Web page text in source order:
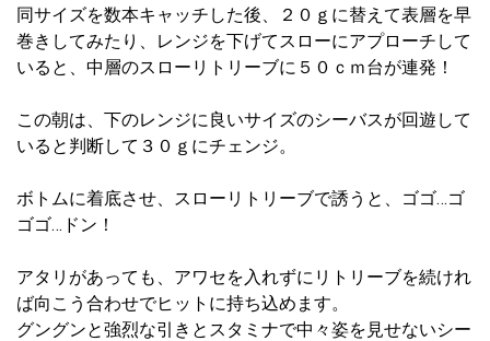
同サイズを数本キャッチした後、２０ｇに替えて表層を早
巻きしてみたり、レンジを下げてスローにアプローチして
いると、中層のスローリトリーブに５０ｃｍ台が連発！
この朝は、下のレンジに良いサイズのシーバスが回遊して
いると判断して３０ｇにチェンジ。
ボトムに着底させ、スローリトリーブで誘うと、ゴゴ…ゴ
ゴゴ…ドン！
アタリがあっても、アワセを入れずにリトリーブを続けれ
ば向こう合わせでヒットに持ち込めます。
グングンと強烈な引きとスタミナで中々姿を見せないシー